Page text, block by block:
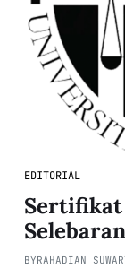
EDITORIAL
BYRAHADIAN